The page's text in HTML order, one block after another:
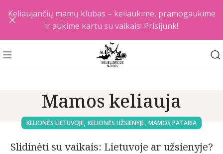
Mamos keliauja
KELIONĖS LIETUVOJE, KELIONĖS UŽSIENYJE, MAMOS PATARIA
Slidinėti su vaikais: Lietuvoje ar užsienyje?
Keliaujančių mamų klubas – keliaukime, pramogaukime
ir aukime kartu su vaikais! Prisijunk!